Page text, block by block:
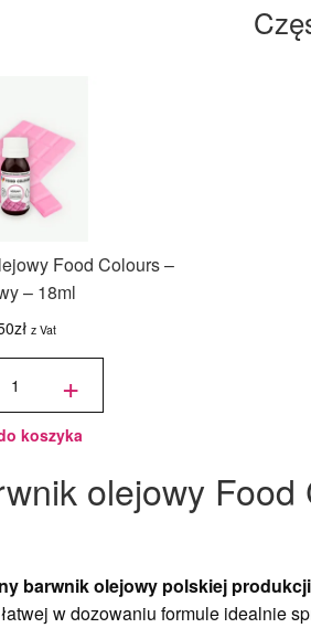
Food Colours –
– 18ml
zł z Vat
+
koszyka
olejowy
barwnik olejowy polskiej produkcji
w dozowaniu formule idealnie